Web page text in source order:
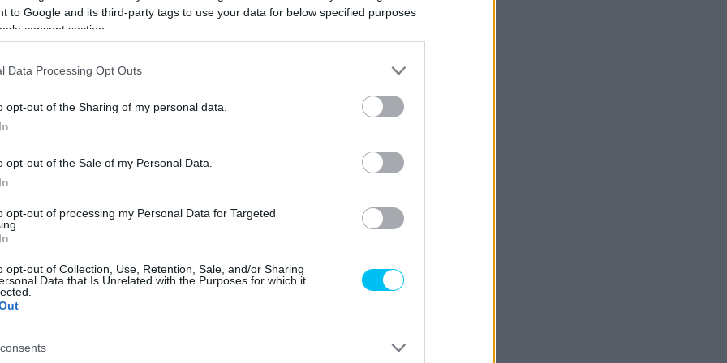
to Google and its third-party tags to use your data for below specified purposes
consent section.
Data Processing Opt Outs
opt-out of the Sharing of my personal data.
opt-out of the Sale of my Personal Data.
opt-out of processing my Personal Data for Targeted
opt-out of Collection, Use, Retention, Sale, and/or Sharing
Data that Is Unrelated with the Purposes for which it
Racing a sepangi teszten, mivel Enea Bastianini
sincs oka panaszra.
a Gresini Racing (egyik) olasz versenyzője, Enea
akkor a negyedik lett, de a második nap lett az
új, nemhivatalos pályacsúcsot állított fel! A
ment a második nap délelőtti szakaszán, amely a
teszten futották, így nem számít hivatalosnak – az
2019-es Maláj Nagydíj időmérőjéről).
használt GP21-ről rengeteg adat áll rendelkezésre